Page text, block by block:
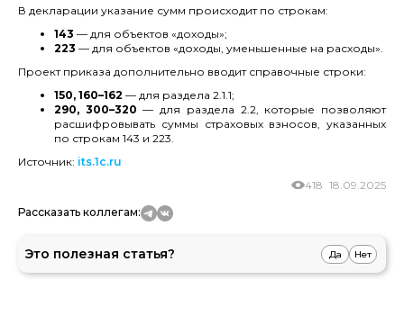
В декларации указание сумм происходит по строкам:
143 — для объектов «доходы»;
223 — для объектов «доходы, уменьшенные на расходы».
Проект приказа дополнительно вводит справочные строки:
150, 160–162 — для раздела 2.1.1;
290, 300–320 — для раздела 2.2, которые позволяют
расшифровывать суммы страховых взносов, указанных
по строкам 143 и 223.
Источник: its.1c.ru
18.09.2025
418
Рассказать коллегам:
Это полезная статья? Да Нет